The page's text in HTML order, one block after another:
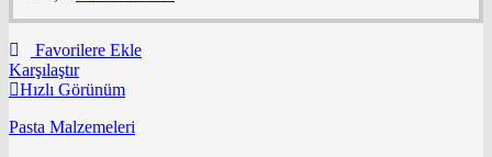
Favorilere Ekle
Karşılaştır
Hızlı Görünüm
Pasta Malzemeleri